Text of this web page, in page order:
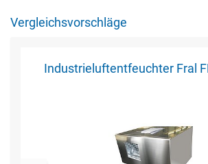
Vergleichsvorschläge
Industrieluftentfeuchter Fral